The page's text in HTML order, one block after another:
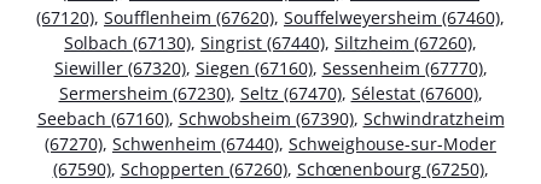
(67120), Soufflenheim (67620), Souffelweyersheim (67460),
Solbach (67130), Singrist (67440), Siltzheim (67260),
Siewiller (67320), Siegen (67160), Sessenheim (67770),
Sermersheim (67230), Seltz (67470), Sélestat (67600),
Seebach (67160), Schwobsheim (67390), Schwindratzheim
(67270), Schwenheim (67440), Schweighouse-sur-Moder
(67590), Schopperten (67260), Schœnenbourg (67250),